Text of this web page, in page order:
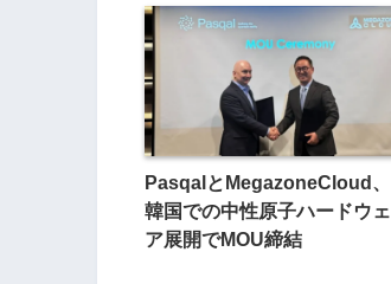
PasqalとMegazoneCloud、
韓国での中性原子ハードウェ
ア展開でMOU締結